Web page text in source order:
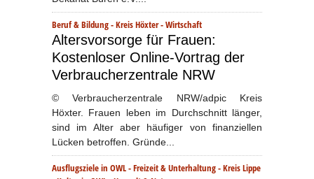
Beruf & Bildung-Kreis Höxter-Wirtschaft
Altersvorsorge für Frauen:
Kostenloser Online-Vortrag der
Verbraucherzentrale NRW
© Verbraucherzentrale NRW/adpic Kreis
Höxter. Frauen leben im Durchschnitt länger,
sind im Alter aber häufiger von finanziellen
Lücken betroffen. Gründe...
Ausflugsziele in OWL-Freizeit & Unterhaltung-Kreis Lippe